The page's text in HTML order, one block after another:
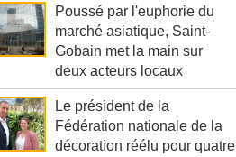
Poussé par l'euphorie du
marché asiatique, Saint-
Gobain met la main sur
deux acteurs locaux
Le président de la
Fédération nationale de la
décoration réélu pour quatre